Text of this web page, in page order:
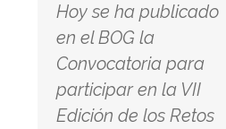
Hoy se ha publicado
en el BOG la
Convocatoria para
participar en la VII
Edición de los Retos